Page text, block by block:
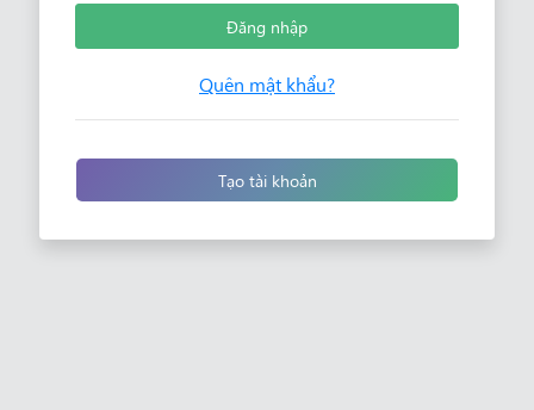
Đăng nhập
Quên mật khẩu?
Tạo tài khoản